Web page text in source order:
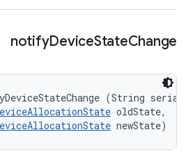
notifyDeviceStateChange
(String
oldState,
newState)